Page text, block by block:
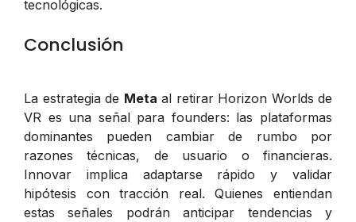
tecnológicas.
Conclusión
La estrategia de Meta al retirar Horizon Worlds de
VR es una señal para founders: las plataformas
dominantes pueden cambiar de rumbo por
razones técnicas, de usuario o financieras.
Innovar implica adaptarse rápido y validar
hipótesis con tracción real. Quienes entiendan
estas señales podrán anticipar tendencias y